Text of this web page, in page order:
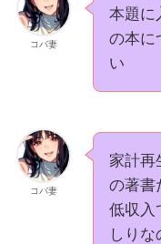
GET
SNSは
YouTubeで
コバ妻
本題に
の本に
い
コバ妻
家計再
の著書
低収入
しりな